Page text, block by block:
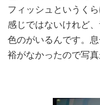
フィッシュというく
感じではないけれど
色のがいるんです。
裕がなかったので写